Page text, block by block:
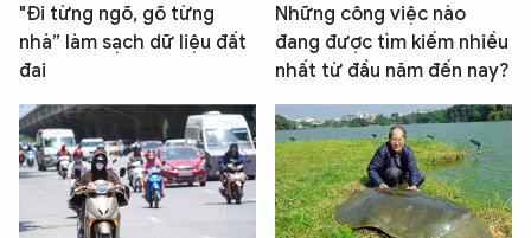
"Đi từng ngõ, gõ từng
nhà” làm sạch dữ liệu đất
đai
Những công việc nào
đang được tìm kiếm nhiều
nhất từ đầu năm đến nay?